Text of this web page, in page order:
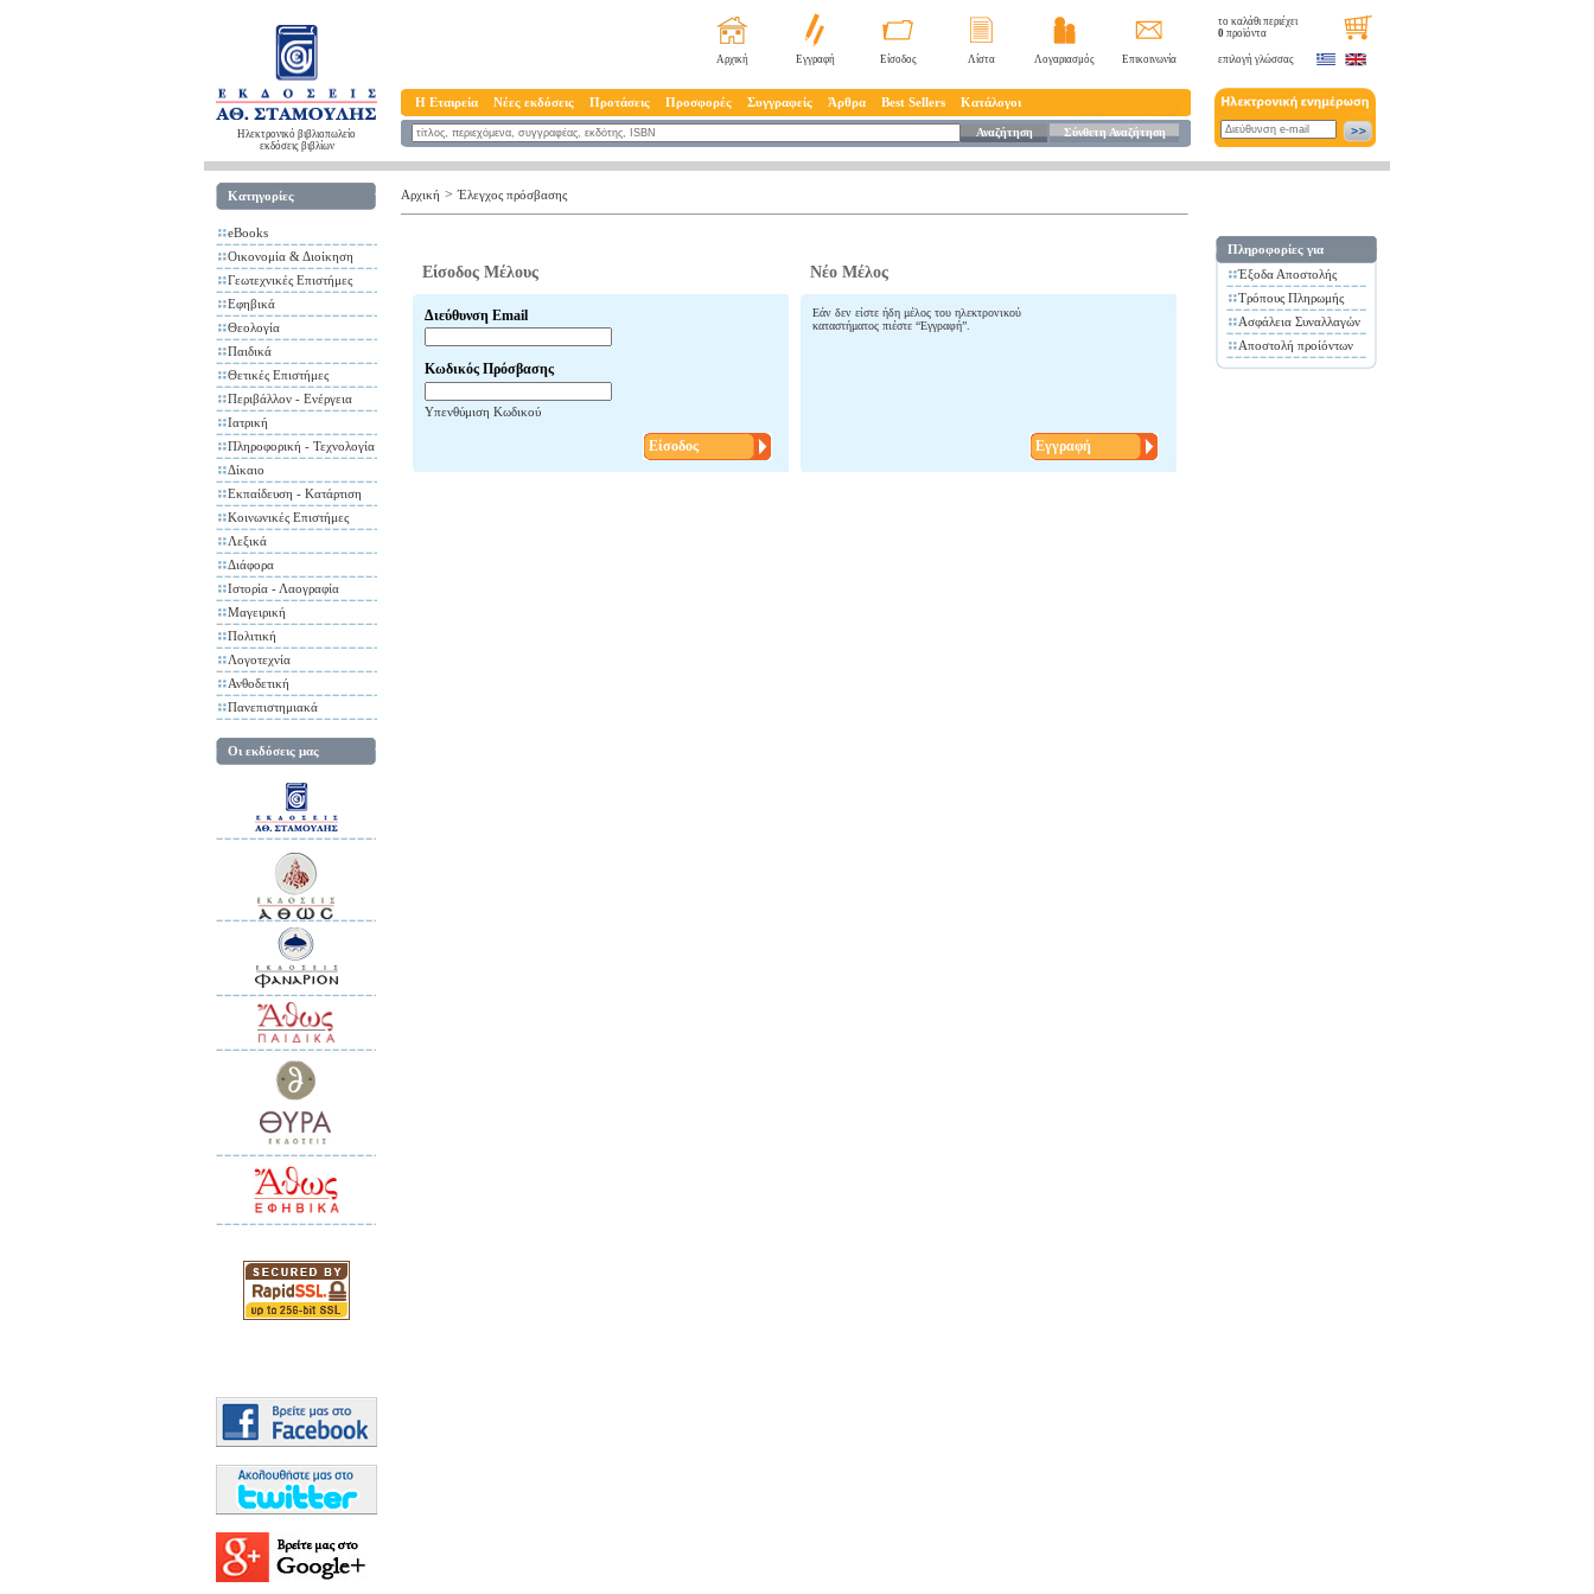
Ηλεκτρονικό βιβλιοπωλείο
εκδόσεις βιβλίων
Αρχική Εγγραφή Είσοδος Λίστα Λογαριασμός Επικοινωνία
Η Εταιρεία Νέες εκδόσεις Προτάσεις Προσφορές Συγγραφείς Άρθρα Best Sellers Κατάλογοι
Αναζήτηση Σύνθετη Αναζήτηση
το καλάθι περιέχει
0 προϊόντα
επιλογή γλώσσας
Κατηγορίες
eBooks
Οικονομία & Διοίκηση
Γεωτεχνικές Επιστήμες
Εφηβικά
Θεολογία
Παιδικά
Θετικές Επιστήμες
Περιβάλλον - Ενέργεια
Ιατρική
Πληροφορική - Τεχνολογία
Δίκαιο
Εκπαίδευση - Κατάρτιση
Κοινωνικές Επιστήμες
Λεξικά
Διάφορα
Ιστορία - Λαογραφία
Μαγειρική
Πολιτική
Λογοτεχνία
Ανθοδετική
Πανεπιστημιακά
Οι εκδόσεις μας
Αρχική > Έλεγχος πρόσβασης
Είσοδος Μέλους Νέο Μέλος
Διεύθυνση Email
Κωδικός Πρόσβασης
Υπενθύμιση Κωδικού
Είσοδος
Εάν δεν είστε ήδη μέλος του ηλεκτρονικού
καταστήματος πιέστε “Εγγραφή”.
Εγγραφή
Πληροφορίες για
Έξοδα Αποστολής
Τρόπους Πληρωμής
Ασφάλεια Συναλλαγών
Αποστολή προίόντων